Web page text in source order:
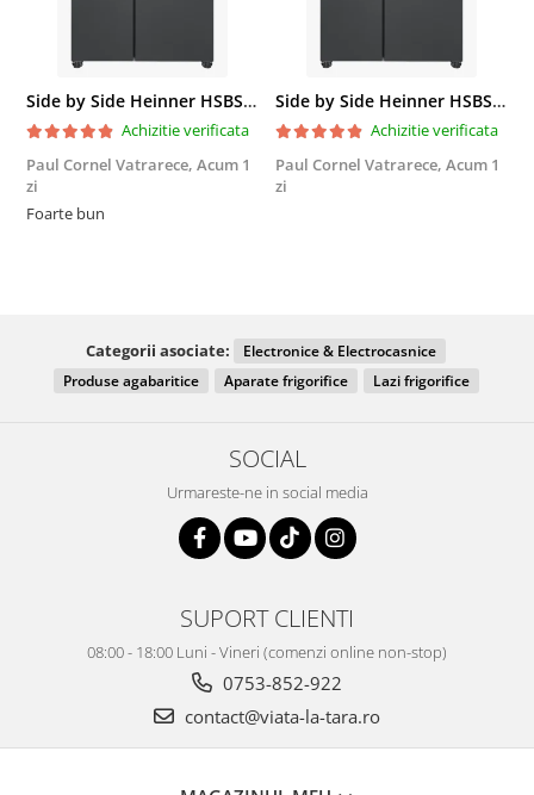
Side by Side Heinner HSBS-HM439NFINVDGWDE++, Total No Frost, Compresor Inverter, Dozator Apa, Display Touch LED, 439 L, Clasa E, Gri Antracit Texturat
Achizitie verificata
Paul Cornel Vatrarece, Acum 1
zi
Foarte bun
Side by Side Heinner HSBS-HM439NFINVDGWDE++, Total No Frost, Compresor Inverter, Dozator Apa, Display Touch LED, 439 L, Clasa E, Gri Antracit Texturat
Achizitie verificata
Paul Cornel Vatrarece, Acum 1
zi
Categorii asociate:
Electronice & Electrocasnice
Produse agabaritice
Aparate frigorifice Lazi frigorifice
SOCIAL
Urmareste-ne in social media
SUPORT CLIENTI
08:00 - 18:00 Luni - Vineri (comenzi online non-stop)
0753-852-922
contact@viata-la-tara.ro